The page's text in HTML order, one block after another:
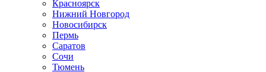
Красноярск
Нижний Новгород
Новосибирск
Пермь
Саратов
Сочи
Тюмень